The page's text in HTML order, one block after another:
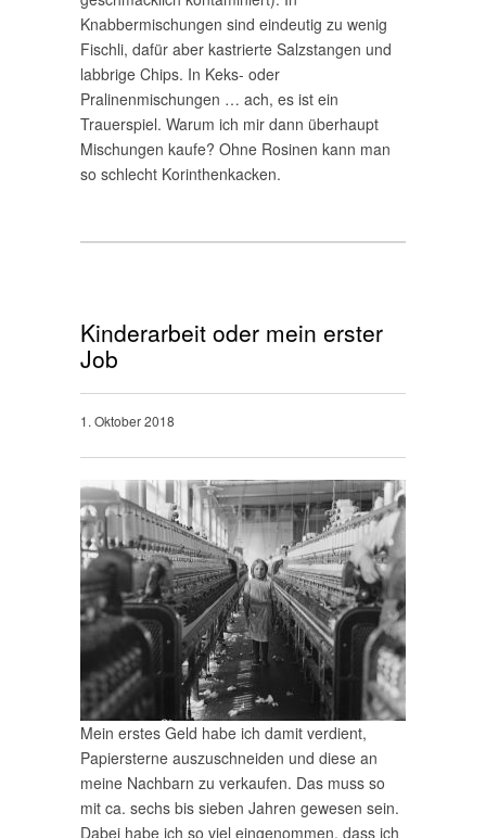
Knabbermischungen sind eindeutig zu wenig
Fischli, dafür aber kastrierte Salzstangen und
labbrige Chips. In Keks- oder
Pralinenmischungen … ach, es ist ein
Trauerspiel. Warum ich mir dann überhaupt
Mischungen kaufe? Ohne Rosinen kann man
so schlecht Korinthenkacken.
Kinderarbeit oder mein erster
Job
1. Oktober 2018
Mein erstes Geld habe ich damit verdient,
Papiersterne auszuschneiden und diese an
meine Nachbarn zu verkaufen. Das muss so
mit ca. sechs bis sieben Jahren gewesen sein.
Dabei habe ich so viel eingenommen, dass ich